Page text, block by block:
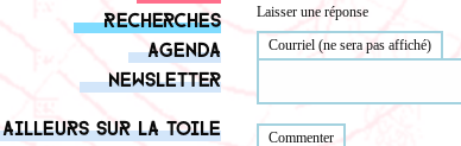
Recherches
Agenda
Newsletter
Ailleurs sur la toile
Laisser une réponse
Courriel (ne sera pas affiché)
Commenter